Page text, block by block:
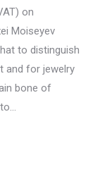
on
Moiseyev
to distinguish
and for jewelry
bone of